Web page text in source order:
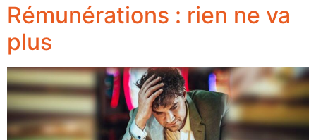
Rémunérations : rien ne va
plus